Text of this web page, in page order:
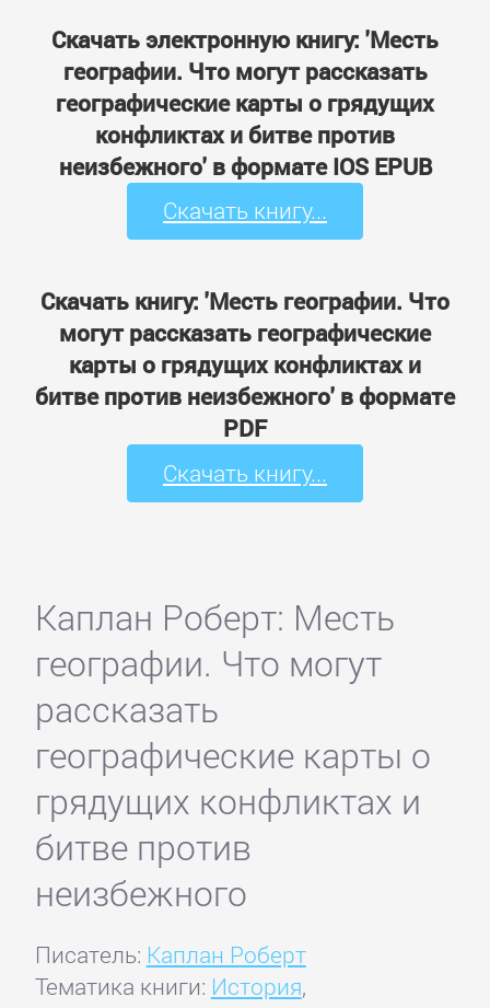
Скачать электронную книгу: 'Месть
географии. Что могут рассказать
географические карты о грядущих
конфликтах и битве против
неизбежного' в формате IOS EPUB
Скачать книгу...
Скачать книгу: 'Месть географии. Что
могут рассказать географические
карты о грядущих конфликтах и
битве против неизбежного' в формате
PDF
Скачать книгу...
Каплан Роберт: Месть
географии. Что могут
рассказать
географические карты о
грядущих конфликтах и
битве против
неизбежного
Писатель: Каплан Роберт
Тематика книги: История,